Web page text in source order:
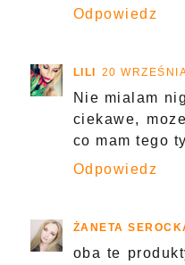
Odpowiedz
LILI 20
Nie mialam
ciekawe,
co mam tego
Odpowiedz
ŻANETA
oba te